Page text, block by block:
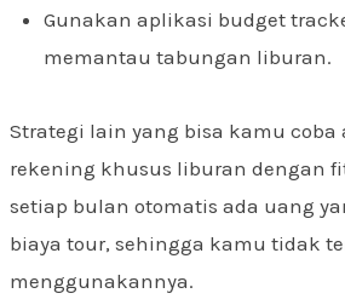
Gunakan aplikasi budget
memantau tabungan liburan.
Strategi lain yang bisa kamu
rekening khusus liburan dengan
setiap bulan otomatis ada uang
biaya tour, sehingga kamu tidak
menggunakannya.